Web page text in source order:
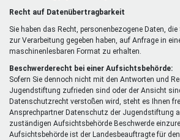
E-
Mail)
Recht auf Datenübertragbarkeit
Sie haben das Recht, personenbezogene Daten,
zur Verarbeitung gegeben haben, auf Anfrage in
maschinenlesbaren Format zu erhalten.
Beschwerderecht bei einer Aufsichtsbehörde:
Sofern Sie dennoch nicht mit den Antworten und
Jugendstiftung zufrieden sind oder der Ansicht
Datenschutzrecht verstoßen wird, steht es Ihnen
Ansprechpartner Datenschutz der Jugendstiftung
zuständigen Aufsichtsbehörde Beschwerde
Aufsichtsbehörde ist der Landesbeauftragte für